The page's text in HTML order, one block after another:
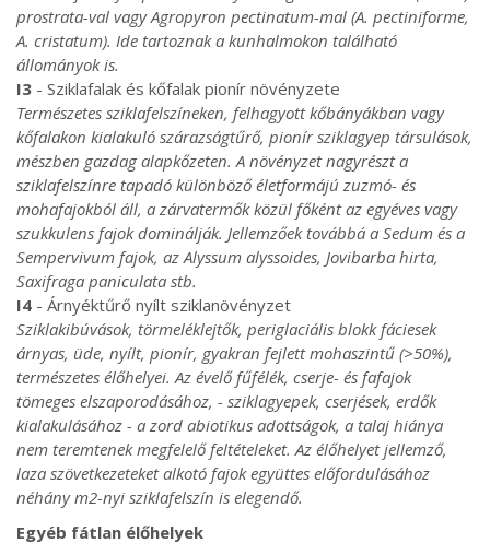
prostrata-val vagy Agropyron pectinatum-mal (A. pectiniforme,
A. cristatum). Ide tartoznak a kunhalmokon található
állományok is.
I3 - Sziklafalak és kőfalak pionír növényzete
Természetes sziklafelszíneken, felhagyott kőbányákban vagy
kőfalakon kialakuló szárazságtűrő, pionír sziklagyep társulások,
mészben gazdag alapkőzeten. A növényzet nagyrészt a
sziklafelszínre tapadó különböző életformájú zuzmó- és
mohafajokból áll, a zárvatermők közül főként az egyéves vagy
szukkulens fajok dominálják. Jellemzőek továbbá a Sedum és a
Sempervivum fajok, az Alyssum alyssoides, Jovibarba hirta,
Saxifraga paniculata stb.
I4 - Árnyéktűrő nyílt sziklanövényzet
Sziklakibúvások, törmeléklejtők, periglaciális blokk fáciesek
árnyas, üde, nyílt, pionír, gyakran fejlett mohaszintű (>50%),
természetes élőhelyei. Az évelő fűfélék, cserje- és fafajok
tömeges elszaporodásához, - sziklagyepek, cserjések, erdők
kialakulásához - a zord abiotikus adottságok, a talaj hiánya
nem teremtenek megfelelő feltételeket. Az élőhelyet jellemző,
laza szövetkezeteket alkotó fajok együttes előfordulásához
néhány m2-nyi sziklafelszín is elegendő.
Egyéb fátlan élőhelyek